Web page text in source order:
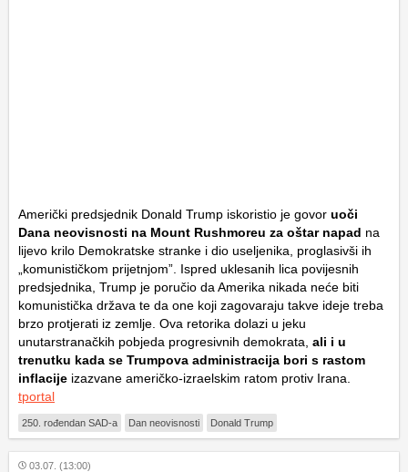
Američki predsjednik Donald Trump iskoristio je govor uoči
Dana neovisnosti na Mount Rushmoreu za oštar napad na
lijevo krilo Demokratske stranke i dio useljenika, proglasivši ih
„komunističkom prijetnjom”. Ispred uklesanih lica povijesnih
predsjednika, Trump je poručio da Amerika nikada neće biti
komunistička država te da one koji zagovaraju takve ideje treba
brzo protjerati iz zemlje. Ova retorika dolazi u jeku
unutarstranačkih pobjeda progresivnih demokrata, ali i u
trenutku kada se Trumpova administracija bori s rastom
inflacije izazvane američko-izraelskim ratom protiv Irana.
tportal
250. rođendan SAD-a Dan neovisnosti Donald Trump
03.07. (13:00)